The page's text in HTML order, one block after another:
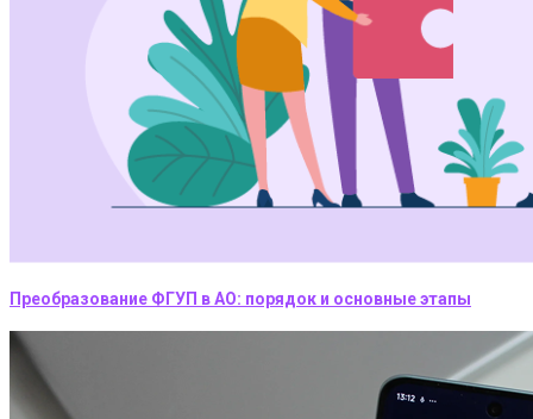
Преобразование ФГУП в АО: порядок и основные этапы